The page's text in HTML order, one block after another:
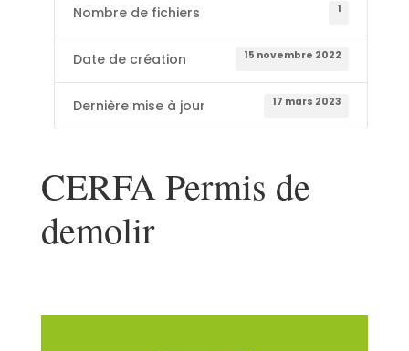
Nombre de fichiers 1
Date de création 15 novembre 2022
Dernière mise à jour 17 mars 2023
CERFA Permis de
demolir